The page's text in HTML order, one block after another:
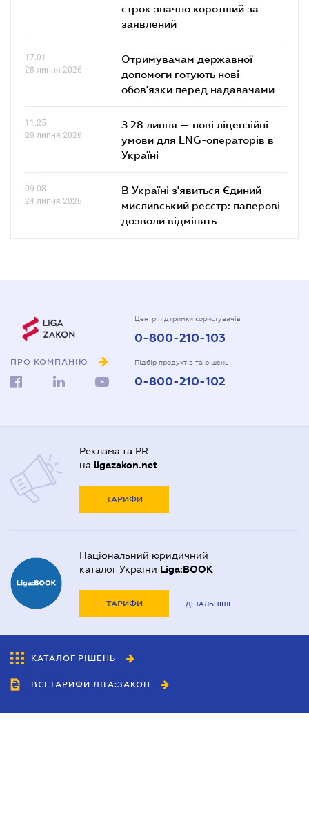
строк значно коротший за
заявлений
17.01
28 липня 2026
Отримувачам державної
допомоги готують нові
обов'язки перед надавачами
11.25
28 липня 2026
З 28 липня — нові ліцензійні
умови для LNG-операторів в
Україні
09.08
24 липня 2026
В Україні з'явиться Єдиний
мисливський реєстр: паперові
дозволи відмінять
ПРО КОМПАНІЮ
Центр підтримки користувачів
0-800-210-103
Підбір продуктів та рішень
0-800-210-102
Реклама та PR
на ligazakon.net
ТАРИФИ
Національний юридичний
каталог України Liga:BOOK
ТАРИФИ ДЕТАЛЬНІШЕ
КАТАЛОГ РІШЕНЬ
ВСІ ТАРИФИ ЛІГА:ЗАКОН